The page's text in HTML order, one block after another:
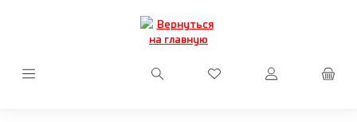
Перейти к основному содержанию
У вас есть товары из